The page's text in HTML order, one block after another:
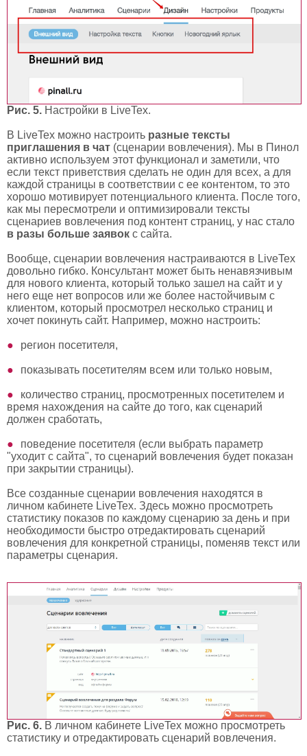
Рис. 5. Настройки в LiveTex.
В LiveTex можно настроить разные тексты
приглашения в чат (сценарии вовлечения). Мы в Пинол
активно используем этот функционал и заметили, что
если текст приветствия сделать не один для всех, а для
каждой страницы в соответствии с ее контентом, то это
хорошо мотивирует потенциального клиента. После того,
как мы пересмотрели и оптимизировали тексты
сценариев вовлечения под контент страниц, у нас стало
в разы больше заявок с сайта.
Вообще, сценарии вовлечения настраиваются в LiveTex
довольно гибко. Консультант может быть ненавязчивым
для нового клиента, который только зашел на сайт и у
него еще нет вопросов или же более настойчивым с
клиентом, который просмотрел несколько страниц и
хочет покинуть сайт. Например, можно настроить:
регион посетителя,
показывать посетителям всем или только новым,
количество страниц, просмотренных посетителем и
время нахождения на сайте до того, как сценарий
должен сработать,
поведение посетителя (если выбрать параметр
"уходит с сайта", то сценарий вовлечения будет показан
при закрытии страницы).
Все созданные сценарии вовлечения находятся в
личном кабинете LiveTex. Здесь можно просмотреть
статистику показов по каждому сценарию за день и при
необходимости быстро отредактировать сценарий
вовлечения для конкретной страницы, поменяв текст или
параметры сценария.
Рис. 6. В личном кабинете LiveTex можно просмотреть
статистику и отредактировать сценарий вовлечения.